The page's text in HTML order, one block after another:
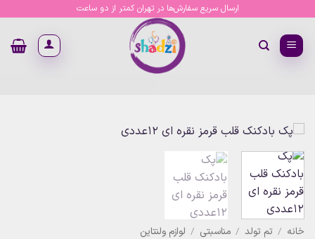
content
ارسال سریع سفارش‌ها در تهران کمتر از دو ساعت
خانه / تم تولد / مناسبتی / لوازم ولنتاین